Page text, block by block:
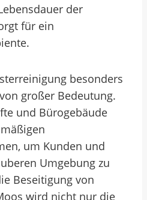
der
für ein
besonders
großer Bedeutung.
und Bürogebäude
um Kunden und
Umgebung zu
Beseitigung von
wird nicht nur die